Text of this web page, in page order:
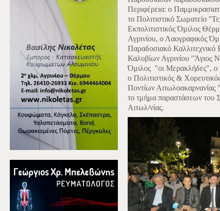
Περιφέρεια: ο
το Πολιτιστικό Σωματείο
Εκπολιτιστικός Όμιλος
Αγρινίου, ο Λαογραφικός
Παραδοσιακό Καλλιτεχνικό
Καλυβίων Αγρινίου "Άγιος
Όμιλος "οι Μερακλήδες", ο
ο Πολιτιστικός &
Ποντίων
το τμήμα παραστάσεων
Αιτωλ/νίας.